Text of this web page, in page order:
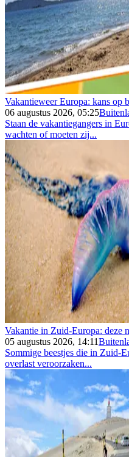
Vakantieweer Europa: kans op
06 augustus 2026, 05:25
Staan de vakantiegangers in
wachten of moeten zij...
Vakantie in Zuid-Europa: deze
05 augustus 2026, 14:11
Sommige beestjes die in Zuid-
overlast veroorzaken...